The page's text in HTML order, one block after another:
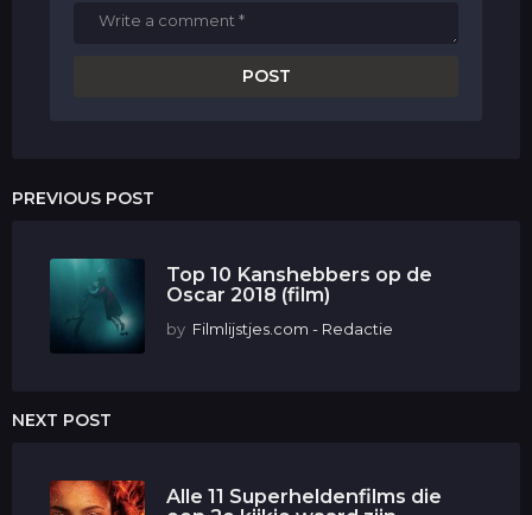
PREVIOUS POST
Top 10 Kanshebbers op de
Oscar 2018 (film)
by Filmlijstjes.com - Redactie
NEXT POST
Alle 11 Superheldenfilms die